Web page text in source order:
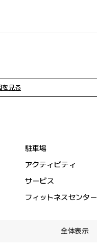
を見る
駐車場
アクティビティ
サービス
フィットネスセンター
全体表示